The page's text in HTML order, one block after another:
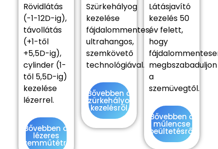
Rövidlátás
(-1-12D-ig),
távollátás
(+1-től
+5,5D-ig),
cylinder (1-
től 5,5D-ig)
kezelése
lézerrel.
Bővebben a
lézeres
szemműtétről
Szürkehályog
kezelése
fájdalommentes,
ultrahangos,
szemkövető
technológiával.
Bővebben a
szürkehályog
kezelésről
Látásjavító
kezelés 50
év felett,
hogy
megbszabaduljon
a
szemüvegtől.
Bővebben a
műlencse
beültetésről